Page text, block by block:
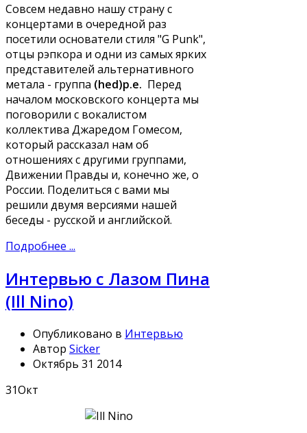
Совсем недавно нашу страну с
концертами в очередной раз
посетили основатели стиля "G Punk",
отцы рэпкора и одни из самых ярких
представителей альтернативного
метала - группа (hed)p.e. Перед
началом московского концерта мы
поговорили с вокалистом
коллектива Джаредом Гомесом,
который рассказал нам об
отношениях с другими группами,
Движении Правды и, конечно же, о
России. Поделиться с вами мы
решили двумя версиями нашей
беседы - русской и английской.
Подробнее ...
Интервью с Лазом Пина
(Ill Nino)
Опубликовано в Интервью
Автор Sicker
Октябрь 31 2014
31Окт